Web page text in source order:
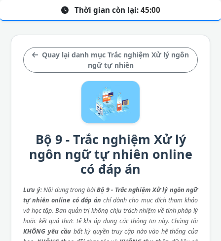
Quay lại danh mục Trắc nghiệm Xử lý ngôn
ngữ tự nhiên
Bộ 9 - Trắc nghiệm Xử lý
ngôn ngữ tự nhiên online
có đáp án
Lưu ý: Nội dung trong bàiBộ 9 - Trắc nghiệm Xử lý ngôn ngữ
tự nhiên online có đáp án chỉ dành cho mục đích tham khảo
và học tập. Ban quản trị không chịu trách nhiệm về tính pháp lý
hoặc kết quả thực tế khi áp dụng các thông tin này. Chúng tôi
KHÔNG yêu cầu bất kỳ quyền truy cập nào vào hệ thống của
Thời gian còn lại: 45:00